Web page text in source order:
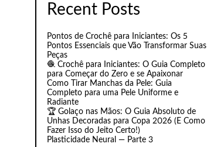
Recent Posts
Pontos de Crochê para Iniciantes: Os 5
Pontos Essenciais que Vão Transformar Suas
Peças
🧶 Crochê para Iniciantes: O Guia Completo
para Começar do Zero e se Apaixonar
Como Tirar Manchas da Pele: Guia
Completo para uma Pele Uniforme e
Radiante
🏆 Golaço nas Mãos: O Guia Absoluto de
Unhas Decoradas para Copa 2026 (E Como
Fazer Isso do Jeito Certo!)
Plasticidade Neural — Parte 3